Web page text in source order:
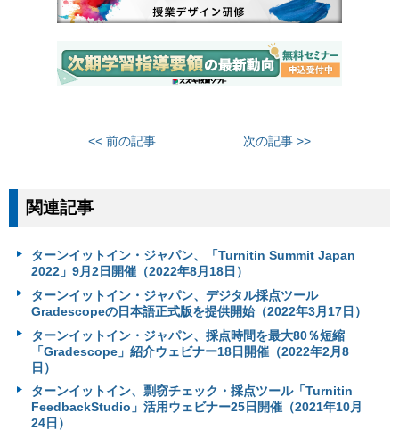
<< 前の記事 次の記事 >>
関連記事
ターンイットイン・ジャパン、「Turnitin Summit Japan
2022」9月2日開催（2022年8月18日）
ターンイットイン・ジャパン、デジタル採点ツール
Gradescopeの日本語正式版を提供開始（2022年3月17日）
ターンイットイン・ジャパン、採点時間を最大80％短縮
「Gradescope」紹介ウェビナー18日開催（2022年2月8
日）
ターンイットイン、剽窃チェック・採点ツール「Turnitin
FeedbackStudio」活用ウェビナー25日開催（2021年10月
24日）